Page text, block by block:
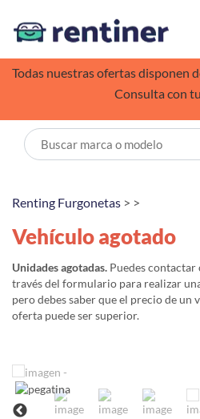
Todas nuestras ofertas disponen
Consulta con
Renting Furgonetas > >
Vehículo agotado
Unidades agotadas. Puedes contactar
través del formulario para realizar
pero debes saber que el precio de un
oferta puede ser superior.